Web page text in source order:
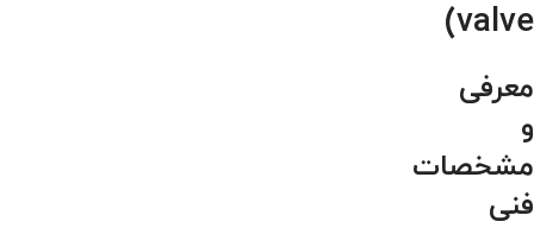
valve)
معرفی
و
مشخصات
فنی